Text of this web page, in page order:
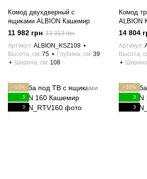
Комод двухдверный с
ящиками ALBION Кашемир
11 982 грн 13 313 грн
Артикул ALBION_KSZ108
Высота, см 75 Глубина, см 39
Ширина, см 108
Комод
ALBION
14 804
Артикул
Высота,
−10%
3
3
−10%
3
3